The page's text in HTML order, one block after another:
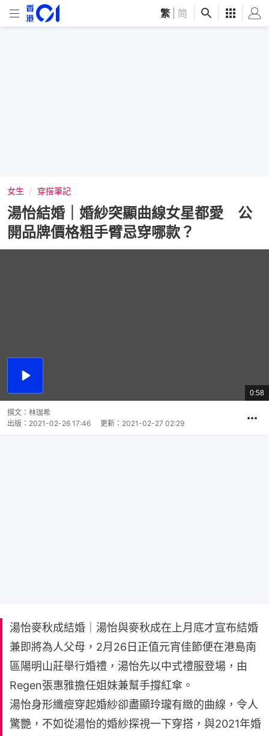
繁 简
女生 穿搭筆記
湯怡結婚｜婚紗突顯曲線女星都愛 公
開品牌價格粗手臂忌穿哪款？
播
總
共
0:58
撰文： 林珈希
出版： 2021-02-26 17:46 更新： 2021-02-27 02:29
湯怡麥秋成結婚｜湯怡與麥秋成在上月底才宣布結婚
兼即將為人父母，2月26日正值元宵佳節便在港島南
區陽明山莊舉行婚禮，湯怡先以中式禮服登場，由
Regen張惠雅擔任姐妹兼幫手撐紅傘。
湯怡身形纖瘦穿起婚紗卻盡顯玲瓏有緻的曲線，令人
驚艷，不如從湯怡的婚紗探視一下穿搭，與2021年婚